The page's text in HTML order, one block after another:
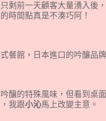
剩前一天顧客大量湧入後
時間點真是不湊巧阿！
餐館，日本進口的吟釀品
釀的特殊風味，但看到桌
我跟小沁馬上改變主意。